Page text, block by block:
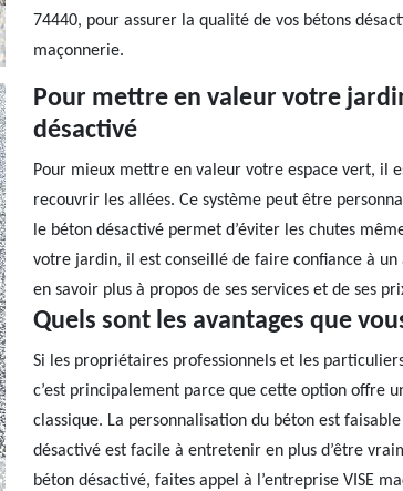
74440, pour assurer la qualité de vos bétons
maçonnerie.
Pour mettre en valeur votre
désactivé
Pour mieux mettre en valeur votre espace vert, il
recouvrir les allées. Ce système peut être
le béton désactivé permet d’éviter les chutes
votre jardin, il est conseillé de faire confiance à
en savoir plus à propos de ses services et de ses
Quels sont les avantages que
Si les propriétaires professionnels et les
c’est principalement parce que cette option offre
classique. La personnalisation du béton est
désactivé est facile à entretenir en plus d’être
béton désactivé, faites appel à l’entreprise VISE